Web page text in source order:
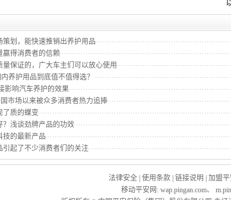
划，能快速推销出养护用品
赢得消费者的信赖
保证的，广大车主们可以放心使用
养护用品到底值不值得选？
影响汽车养护的效果
市场以来被众多消费者热力追捧
了质的蝶变
？浅谈劲牌产品的功效
技的最新产品
起了不少消费者们的关注
法律安全 使用条款 链接说明 加盟
移动平安网 : wap.pingan.com、